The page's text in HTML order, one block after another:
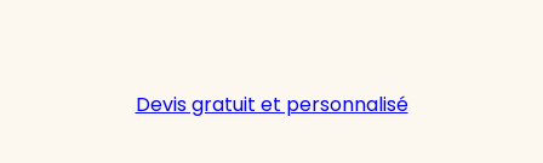
Devis gratuit et personnalisé